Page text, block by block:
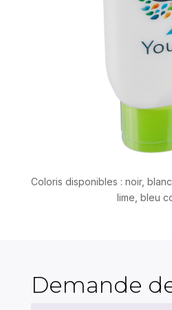
Coloris disponibles : noir,
lime, bleu
Demande